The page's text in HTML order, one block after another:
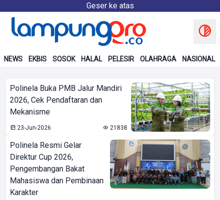
Geser ke atas
NEWS EKBIS SOSOK HALAL PELESIR OLAHRAGA NASIONAL
Polinela Buka PMB Jalur Mandiri
2026, Cek Pendaftaran dan
Mekanisme
23-Jun-2026 21838
Polinela Resmi Gelar
Direktur Cup 2026,
Pengembangan Bakat
Mahasiswa dan Pembinaan
Karakter